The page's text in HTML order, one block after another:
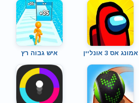
אמונג אס 3 אונליין איש גבוה רץ